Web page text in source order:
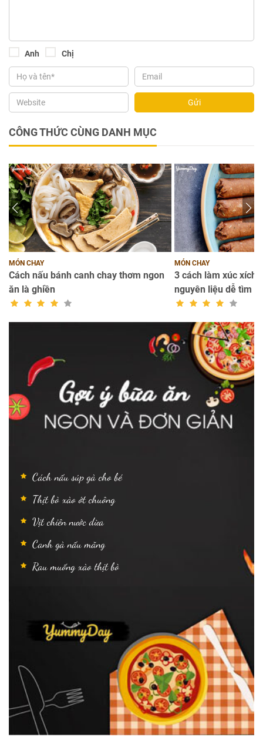
Anh Chị
Gửi
CÔNG THỨC CÙNG DANH MỤC
MÓN CHAY
Cách nấu bánh canh chay thơm ngon
ăn là ghiền
MÓN CHAY
3 cách làm xúc xích
nguyên liệu dễ tìm
Cách nấu súp gà cho bé
Thịt bò xào ớt chuông
Vịt chiên nước dừa
Canh gà nấu măng
Rau muống xào thịt bò